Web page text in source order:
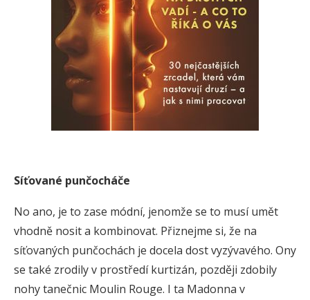
Síťované punčocháče
No ano, je to zase módní, jenomže se to musí umět
vhodně nosit a kombinovat. Přiznejme si, že na
síťovaných punčochách je docela dost vyzývavého. Ony
se také zrodily v prostředí kurtizán, později zdobily
nohy tanečnic Moulin Rouge. I ta Madonna v